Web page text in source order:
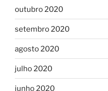
outubro 2020
setembro 2020
agosto 2020
julho 2020
junho 2020